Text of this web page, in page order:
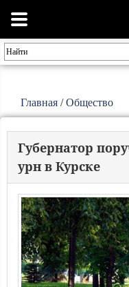
Главная /Общество
Губернатор
урн в Курске